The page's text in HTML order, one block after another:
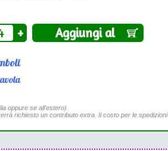
+ Aggiungi al
oppure se all'estero)
richiesto un contributo extra. Il costo per le spedizioni